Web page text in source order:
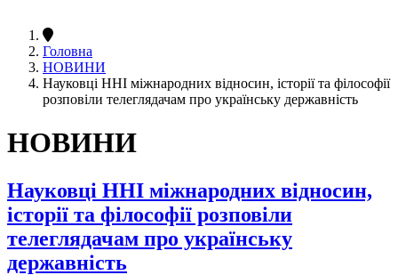
Головна
НОВИНИ
Науковці ННІ міжнародних відносин, історії та філософії
розповіли телеглядачам про українську державність
НОВИНИ
Науковці ННІ міжнародних відносин,
історії та філософії розповіли
телеглядачам про українську
державність